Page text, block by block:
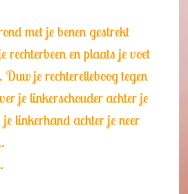
met je benen gestrekt
rechterbeen en plaats je voet
Duw je rechterelleboog tegen
je linkerschouder achter je
linkerhand achter je neer